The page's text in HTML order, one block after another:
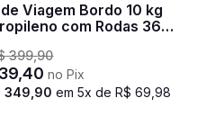
Viagem Bordo 10 kg
com Rodas 360°
399,90
,40 no Pix
349 90 em5x deR$ 69 ,98